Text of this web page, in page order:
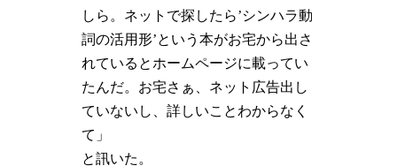
しら。ネットで探したら’シンハラ動
詞の活用形’という本がお宅から出さ
れているとホームページに載ってい
たんだ。お宅さぁ、ネット広告出し
ていないし、詳しいことわからなく
て」
と訊いた。